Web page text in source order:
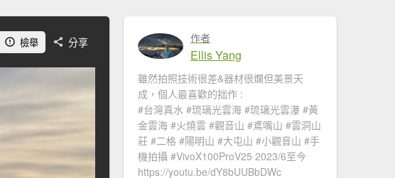
檢舉 分享 作者
Ellis Yang
雖然拍照技術很差&器材很爛但美景天
成，個人最喜歡的拙作 :
#台灣真水 #琉璃光雲海​ #琉璃光雲瀑​​ #黃
金雲海 #火燒雲​ #觀音山​ #鳶嘴山 #雲洞山
莊 #二格​ #陽明山​ #大屯山 #小觀音山 #手
機拍攝 #VivoX100ProV25 2023/6至今
https://youtu.be/dY8bUUBbDWc